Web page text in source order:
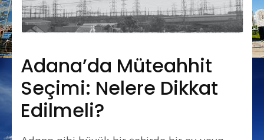
Adana’da Müteahhit
Seçimi: Nelere Dikkat
Edilmeli?